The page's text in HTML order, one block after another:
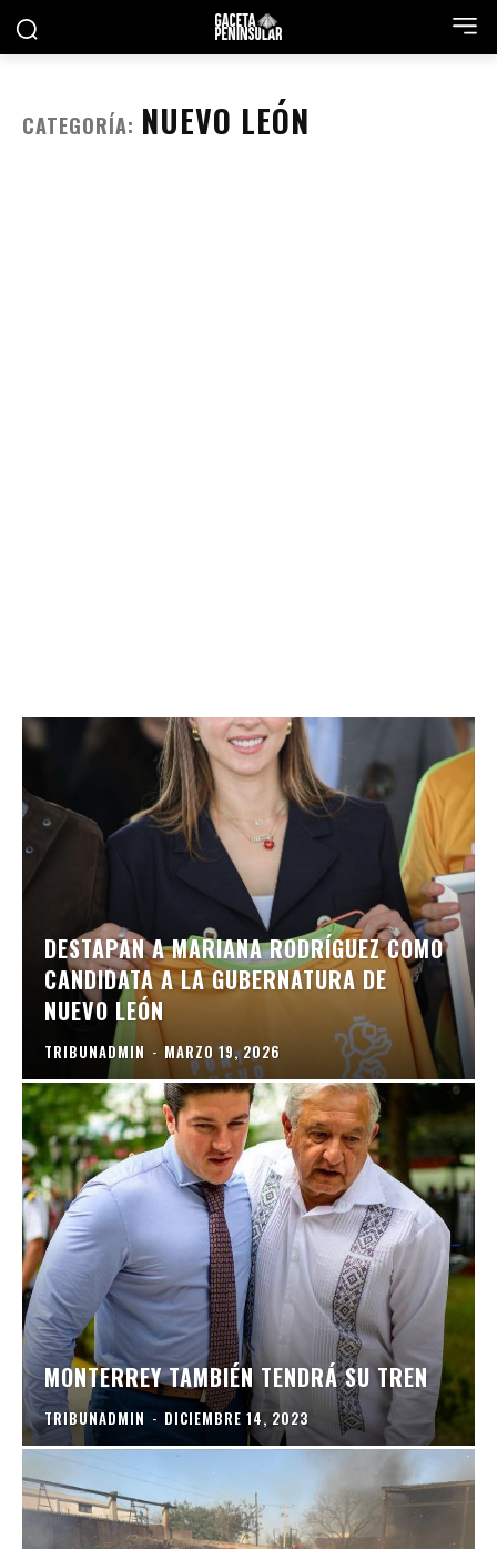
CATEGORÍA: NUEVO LEÓN
DESTAPAN A MARIANA RODRÍGUEZ COMO
CANDIDATA A LA GUBERNATURA DE
NUEVO LEÓN
TRIBUNADMIN - MARZO 19, 2026
MONTERREY TAMBIÉN TENDRÁ SU TREN
TRIBUNADMIN - DICIEMBRE 14, 2023